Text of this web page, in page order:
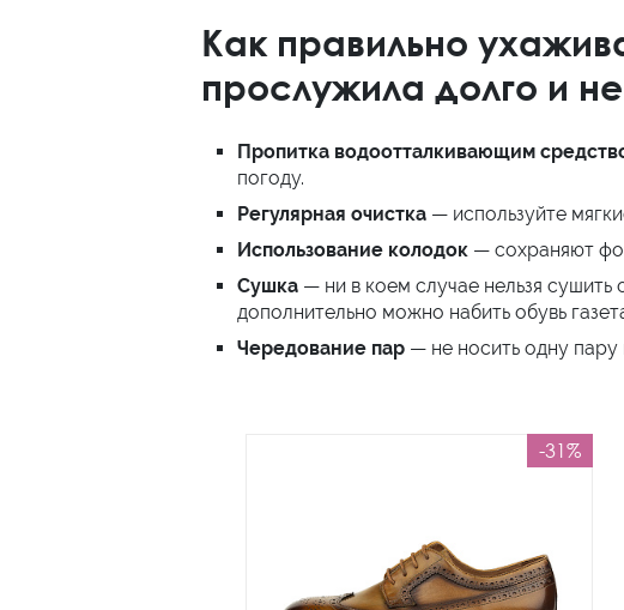
Как правильно
прослужила долго и
Пропитка водоотталкивающим
погоду.
Регулярная очистка — используйте
Использование колодок — сохраняют
Сушка — ни в коем случае нельзя
дополнительно можно набить обувь
Чередование пар— не носить одну пару
-31%